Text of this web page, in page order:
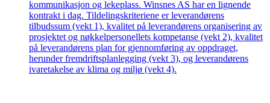
kommunikasjon og lekeplass. Winsnes AS har en lignende
kontrakt i dag. Tildelingskriteriene er leverandørens
tilbudssum (vekt 1), kvalitet på leverandørens organisering av
prosjektet og nøkkelpersonellets kompetanse (vekt 2), kvalitet
på leverandørens plan for gjennomføring av oppdraget,
herunder fremdriftsplanlegging (vekt 3), og leverandørens
ivaretakelse av klima og miljø (vekt 4).